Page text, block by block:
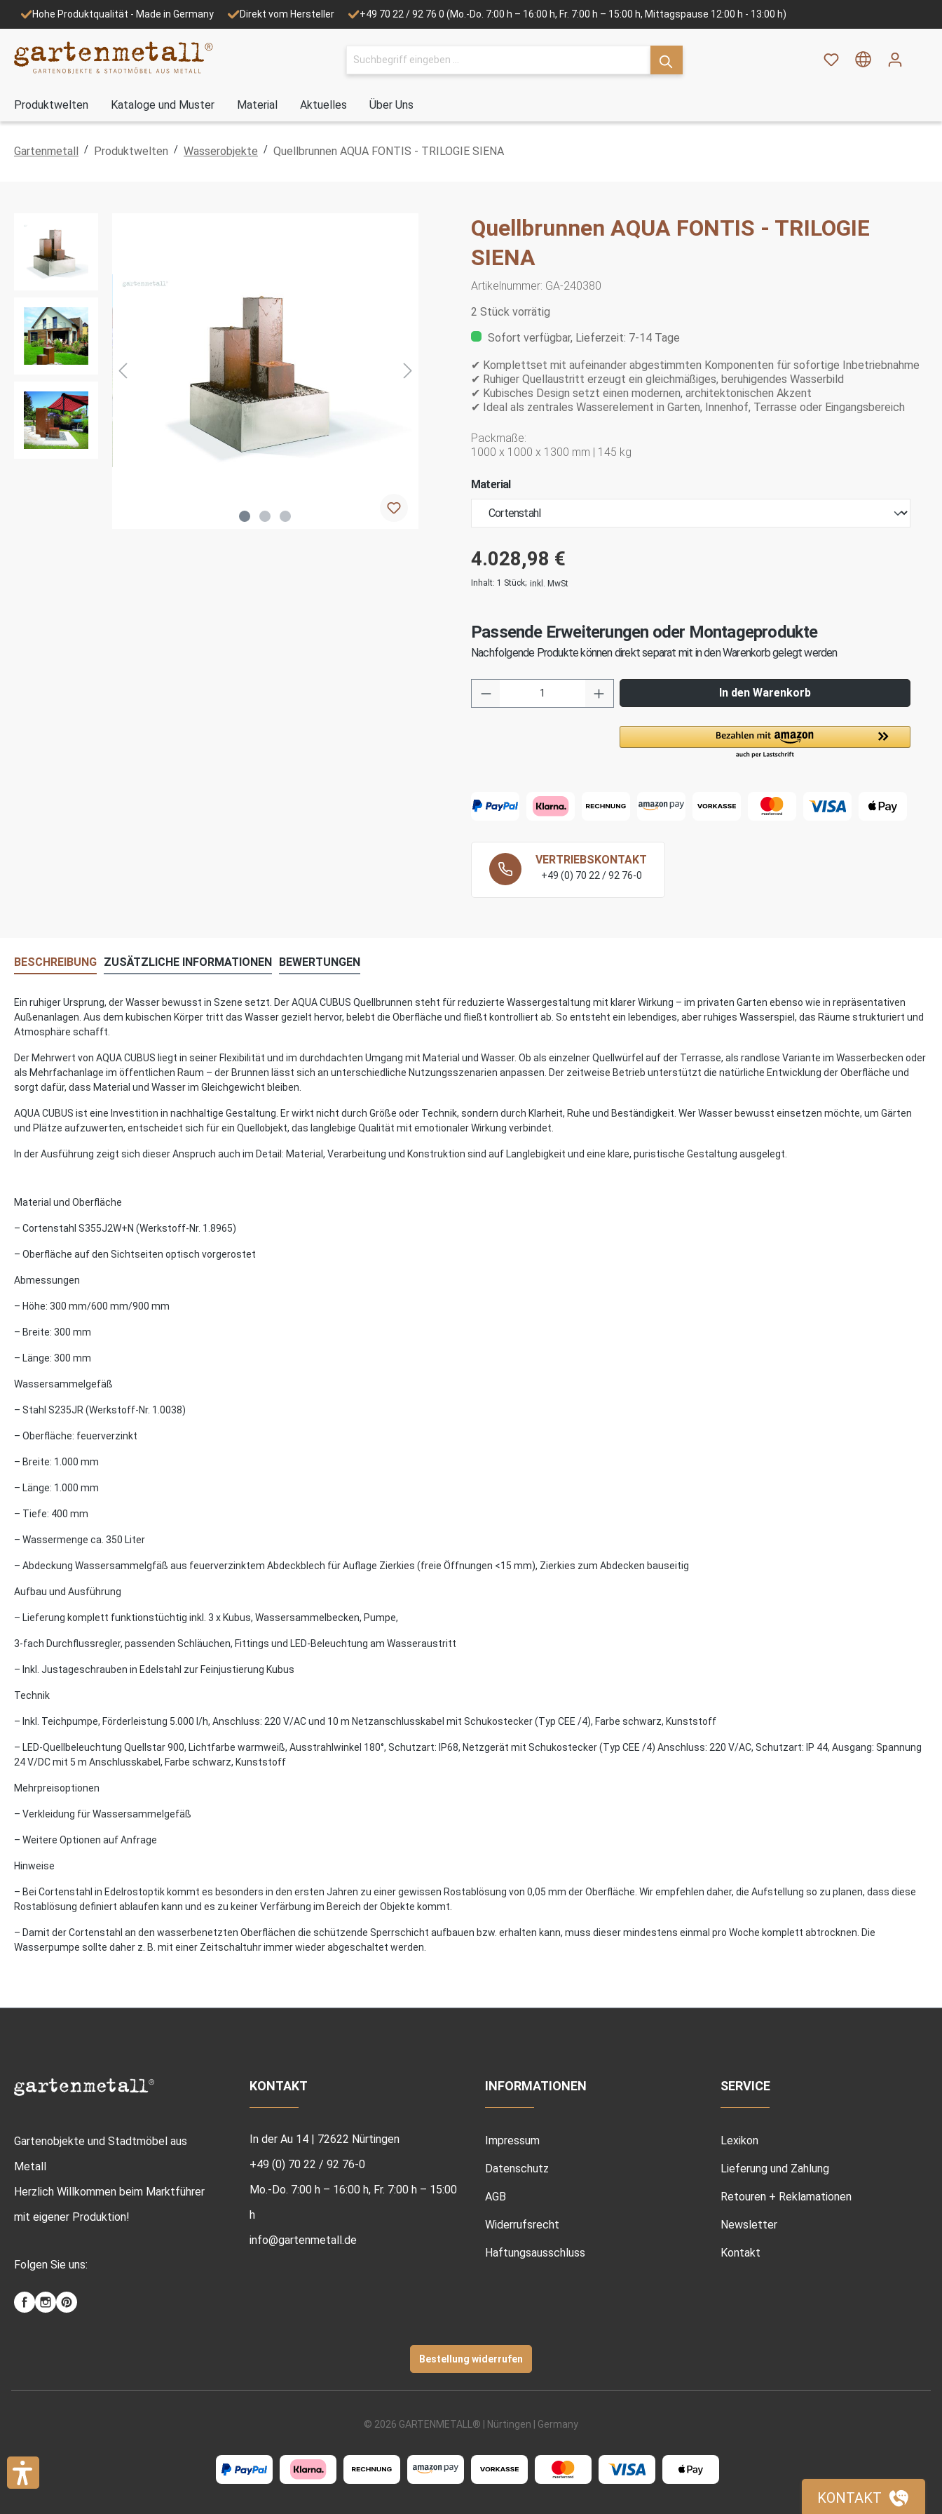
Hohe Produktqualität - Made in Germany Direkt vom Hersteller +49 70 22 / 92 76 0 (Mo.-Do. 7:00 h – 16:00 h, Fr. 7:00 h – 15:00 h, Mittagspause 12:00 h - 13:00 h)
Produktwelten Kataloge und Muster Material Aktuelles Über Uns
Gartenmetall / Produktwelten / Wasserobjekte / Quellbrunnen AQUA FONTIS - TRILOGIE SIENA
Quellbrunnen AQUA FONTIS - TRILOGIE
SIENA
Artikelnummer: GA-240380
2 Stück vorrätig
Sofort verfügbar, Lieferzeit: 7-14 Tage
✔ Komplettset mit aufeinander abgestimmten Komponenten für sofortige Inbetriebnahme
✔ Ruhiger Quellaustritt erzeugt ein gleichmäßiges, beruhigendes Wasserbild
✔ Kubisches Design setzt einen modernen, architektonischen Akzent
✔ Ideal als zentrales Wasserelement in Garten, Innenhof, Terrasse oder Eingangsbereich
Packmaße:
1000 x 1000 x 1300 mm | 145 kg
Material
4.028,98 €
Inhalt: 1 Stück; inkl. MwSt
Passende Erweiterungen oder Montageprodukte
Nachfolgende Produkte können direkt separat mit in den Warenkorb gelegt werden
In den Warenkorb
VERTRIEBSKONTAKT
+49 (0) 70 22 / 92 76-0
BESCHREIBUNG ZUSÄTZLICHE INFORMATIONEN BEWERTUNGEN
Ein ruhiger Ursprung, der Wasser bewusst in Szene setzt. Der AQUA CUBUS Quellbrunnen steht für reduzierte Wassergestaltung mit klarer Wirkung – im privaten Garten ebenso wie in repräsentativen
Außenanlagen. Aus dem kubischen Körper tritt das Wasser gezielt hervor, belebt die Oberfläche und fließt kontrolliert ab. So entsteht ein lebendiges, aber ruhiges Wasserspiel, das Räume strukturiert und
Atmosphäre schafft.
Der Mehrwert von AQUA CUBUS liegt in seiner Flexibilität und im durchdachten Umgang mit Material und Wasser. Ob als einzelner Quellwürfel auf der Terrasse, als randlose Variante im Wasserbecken oder
als Mehrfachanlage im öffentlichen Raum – der Brunnen lässt sich an unterschiedliche Nutzungsszenarien anpassen. Der zeitweise Betrieb unterstützt die natürliche Entwicklung der Oberfläche und
sorgt dafür, dass Material und Wasser im Gleichgewicht bleiben.
AQUA CUBUS ist eine Investition in nachhaltige Gestaltung. Er wirkt nicht durch Größe oder Technik, sondern durch Klarheit, Ruhe und Beständigkeit. Wer Wasser bewusst einsetzen möchte, um Gärten
und Plätze aufzuwerten, entscheidet sich für ein Quellobjekt, das langlebige Qualität mit emotionaler Wirkung verbindet.
In der Ausführung zeigt sich dieser Anspruch auch im Detail: Material, Verarbeitung und Konstruktion sind auf Langlebigkeit und eine klare, puristische Gestaltung ausgelegt.
Material und Oberfläche
– Cortenstahl S355J2W+N (Werkstoff-Nr. 1.8965)
– Oberfläche auf den Sichtseiten optisch vorgerostet
Abmessungen
– Höhe: 300 mm/600 mm/900 mm
– Breite: 300 mm
– Länge: 300 mm
Wassersammelgefäß
– Stahl S235JR (Werkstoff-Nr. 1.0038)
– Oberfläche: feuerverzinkt
– Breite: 1.000 mm
– Länge: 1.000 mm
– Tiefe: 400 mm
– Wassermenge ca. 350 Liter
– Abdeckung Wassersammelgfäß aus feuerverzinktem Abdeckblech für Auflage Zierkies (freie Öffnungen <15 mm), Zierkies zum Abdecken bauseitig
Aufbau und Ausführung
– Lieferung komplett funktionstüchtig inkl. 3 x Kubus, Wassersammelbecken, Pumpe,
3-fach Durchflussregler, passenden Schläuchen, Fittings und LED-Beleuchtung am Wasseraustritt
– Inkl. Justageschrauben in Edelstahl zur Feinjustierung Kubus
Technik
– Inkl. Teichpumpe, Förderleistung 5.000 l/h, Anschluss: 220 V/AC und 10 m Netzanschlusskabel mit Schukostecker (Typ CEE /4), Farbe schwarz, Kunststoff
– LED-Quellbeleuchtung Quellstar 900, Lichtfarbe warmweiß, Ausstrahlwinkel 180°, Schutzart: IP68, Netzgerät mit Schukostecker (Typ CEE /4) Anschluss: 220 V/AC, Schutzart: IP 44, Ausgang: Spannung
24 V/DC mit 5 m Anschlusskabel, Farbe schwarz, Kunststoff
Mehrpreisoptionen
– Verkleidung für Wassersammelgefäß
– Weitere Optionen auf Anfrage
Hinweise
– Bei Cortenstahl in Edelrostoptik kommt es besonders in den ersten Jahren zu einer gewissen Rostablösung von 0,05 mm der Oberfläche. Wir empfehlen daher, die Aufstellung so zu planen, dass diese
Rostablösung definiert ablaufen kann und es zu keiner Verfärbung im Bereich der Objekte kommt.
– Damit der Cortenstahl an den wasserbenetzten Oberflächen die schützende Sperrschicht aufbauen bzw. erhalten kann, muss dieser mindestens einmal pro Woche komplett abtrocknen. Die
Wasserpumpe sollte daher z. B. mit einer Zeitschaltuhr immer wieder abgeschaltet werden.
KONTAKT
Gartenobjekte und Stadtmöbel aus
Metall
Herzlich Willkommen beim Marktführer
mit eigener Produktion!
Folgen Sie uns:
KONTAKT
In der Au 14 | 72622 Nürtingen
+49 (0) 70 22 / 92 76-0
Mo.-Do. 7:00 h – 16:00 h, Fr. 7:00 h – 15:00
h
info@gartenmetall.de
INFORMATIONEN
Impressum
Datenschutz
AGB
Widerrufsrecht
Haftungsausschluss
SERVICE
Lexikon
Lieferung und Zahlung
Retouren + Reklamationen
Newsletter
Kontakt
Bestellung widerrufen
© 2026 GARTENMETALL® | Nürtingen | Germany